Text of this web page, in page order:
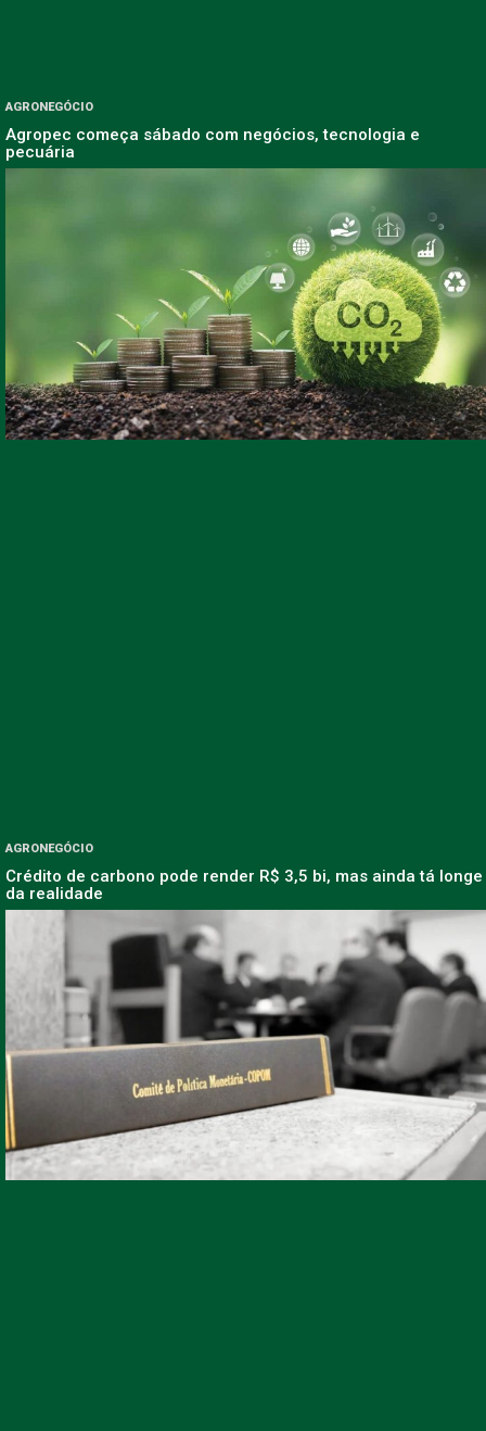
AGRONEGÓCIO
Agropec começa sábado com negócios, tecnologia e
pecuária
AGRONEGÓCIO
Crédito de carbono pode render R$ 3,5 bi, mas ainda tá longe
da realidade